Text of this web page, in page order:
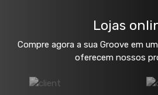
Lojas
Compre agora a sua Groove em
oferecem nossos